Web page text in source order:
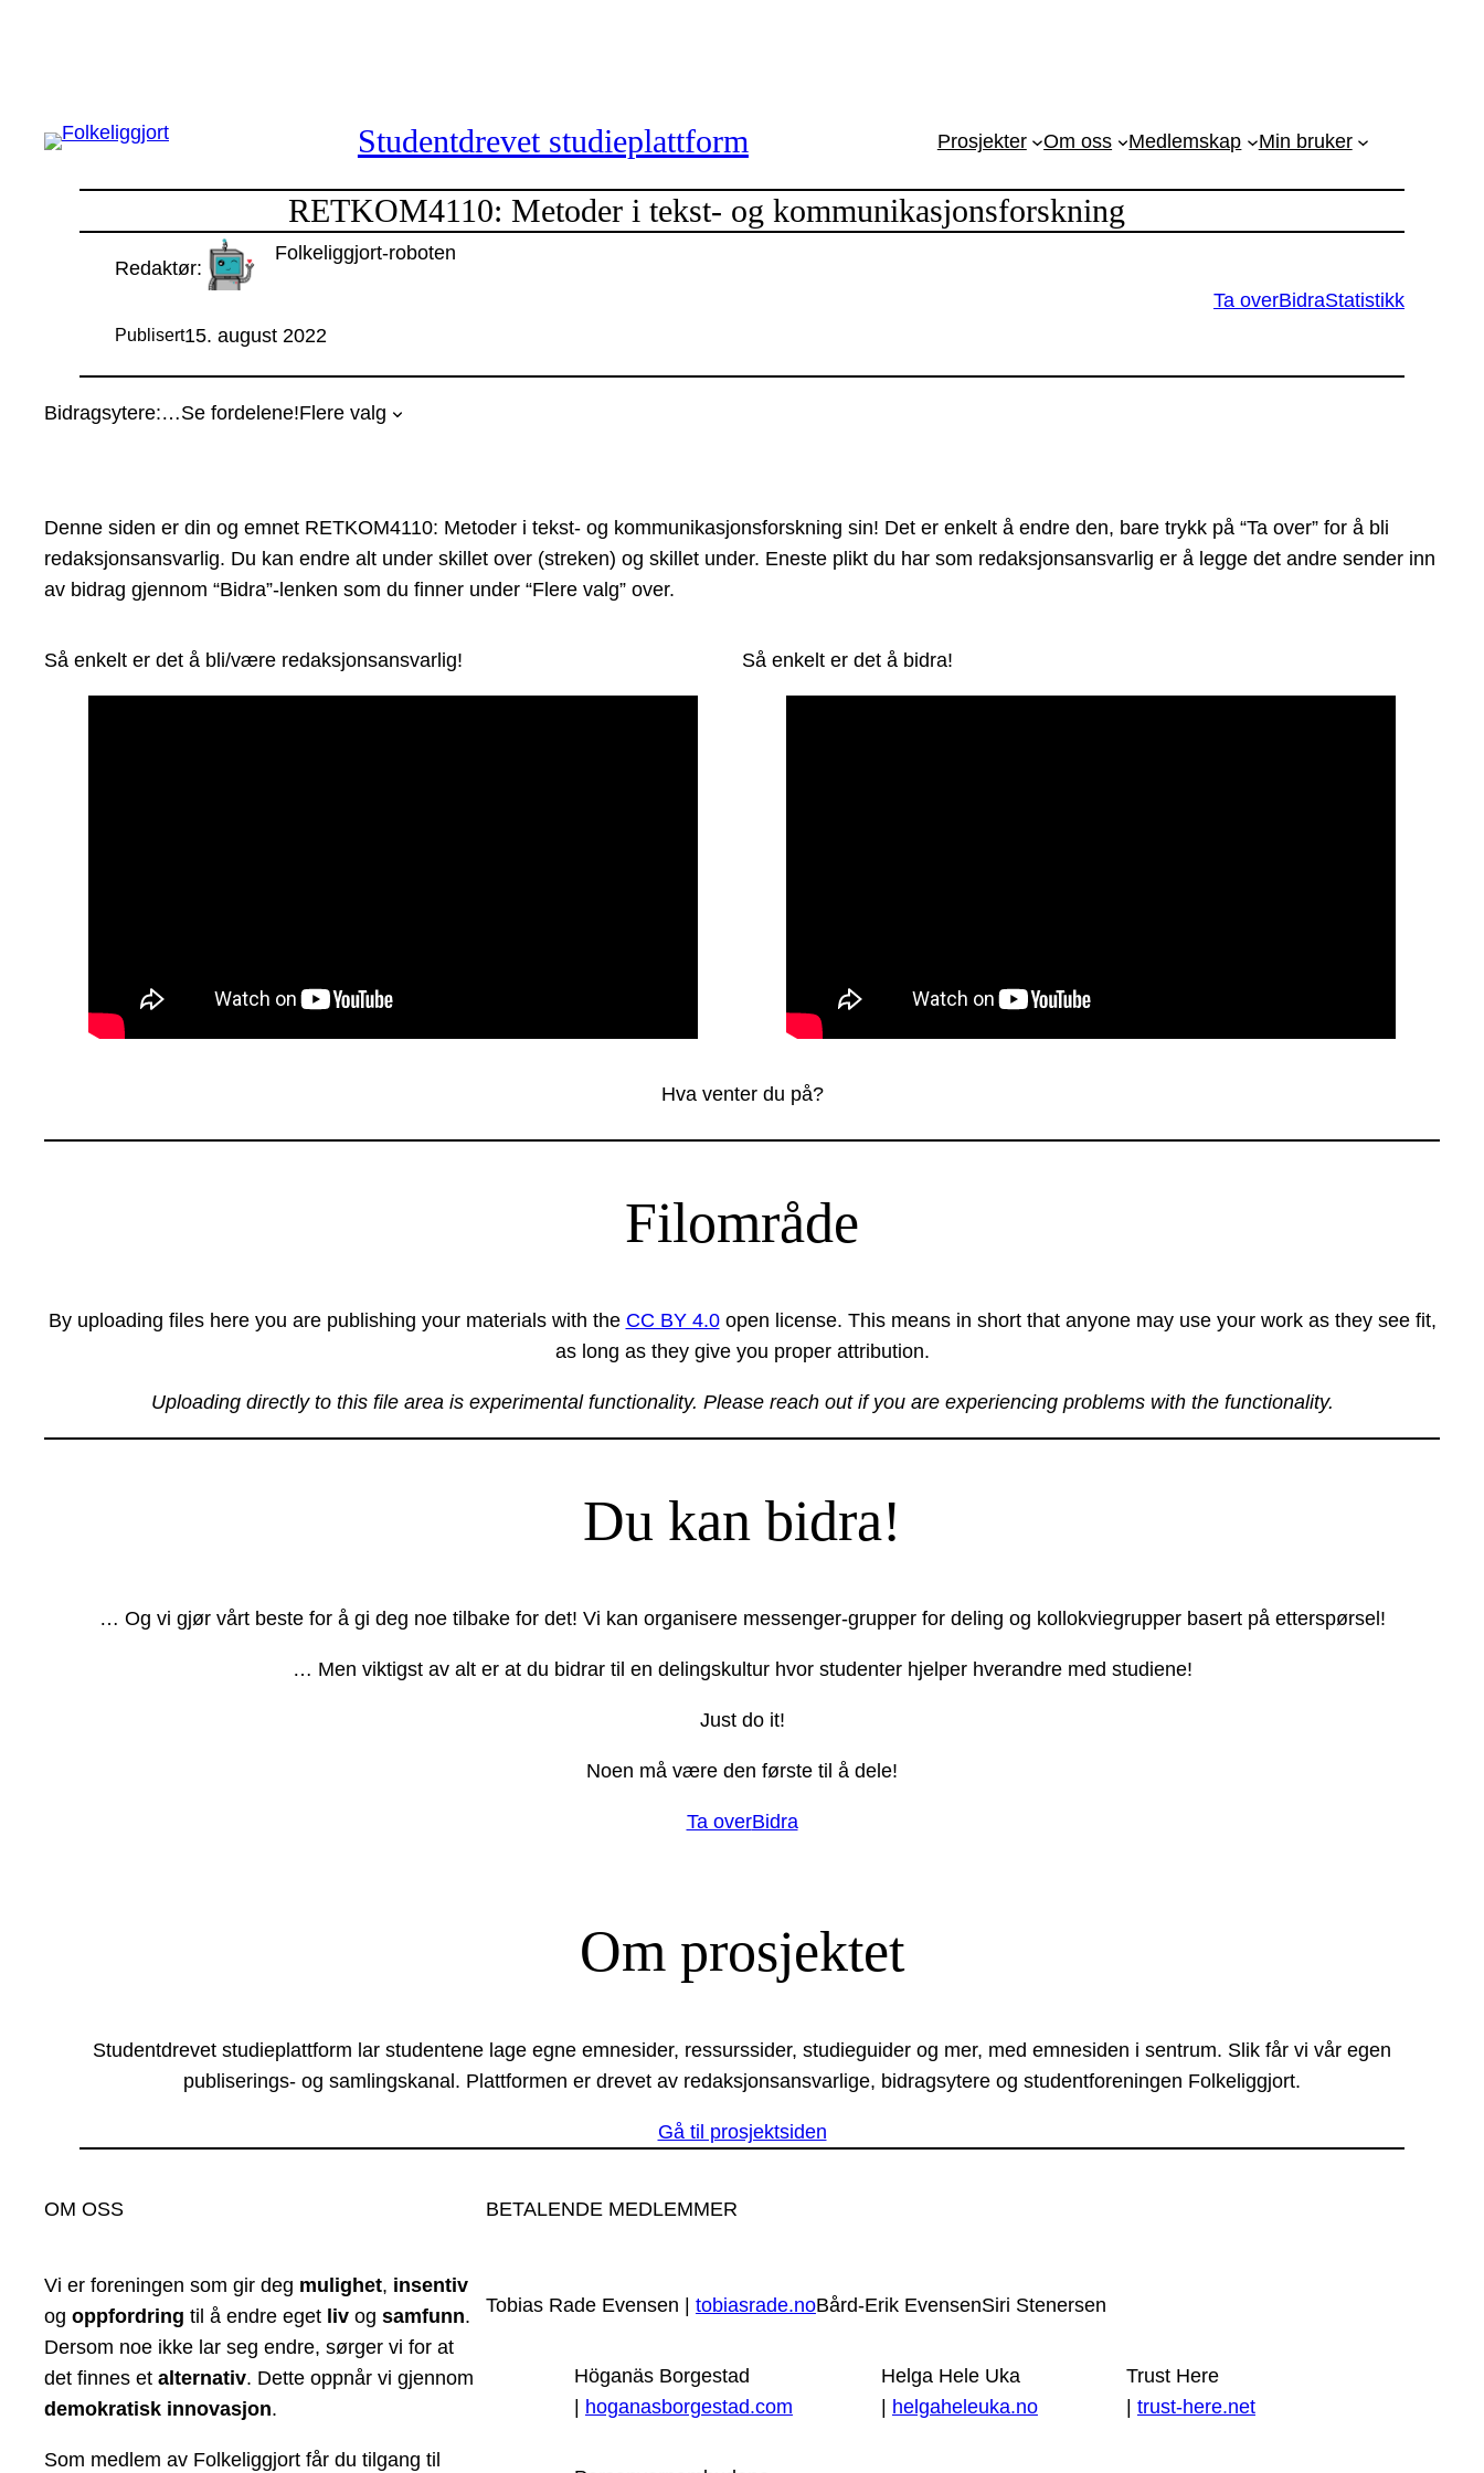
Studentdrevet studieplattform Prosjekter Om oss Medlemskap Min bruker
RETKOM4110: Metoder i tekst- og kommunikasjonsforskning
Redaktør:
Folkeliggjort-roboten
Publisert15. august 2022
Ta overBidraStatistikk
Bidragsytere:…Se fordelene!Flere valg
Denne siden er din og emnet RETKOM4110: Metoder i tekst- og kommunikasjonsforskning sin! Det er enkelt å endre den, bare trykk på “Ta over” for å bli
redaksjonsansvarlig. Du kan endre alt under skillet over (streken) og skillet under. Eneste plikt du har som redaksjonsansvarlig er å legge det andre sender inn
av bidrag gjennom “Bidra”-lenken som du finner under “Flere valg” over.
Så enkelt er det å bli/være redaksjonsansvarlig! Så enkelt er det å bidra!
Hva venter du på?
Filområde
By uploading files here you are publishing your materials with the CC BY 4.0open license. This means in short that anyone may use your work as they see fit,
as long as they give you proper attribution.
Uploading directly to this file area is experimental functionality. Please reach out if you are experiencing problems with the functionality.
Du kan bidra!
… Og vi gjør vårt beste for å gi deg noe tilbake for det! Vi kan organisere messenger-grupper for deling og kollokviegrupper basert på etterspørsel!
… Men viktigst av alt er at du bidrar til en delingskultur hvor studenter hjelper hverandre med studiene!
Just do it!
Noen må være den første til å dele!
Ta overBidra
Om prosjektet
Studentdrevet studieplattform lar studentene lage egne emnesider, ressurssider, studieguider og mer, med emnesiden i sentrum. Slik får vi vår egen
publiserings- og samlingskanal. Plattformen er drevet av redaksjonsansvarlige, bidragsytere og studentforeningen Folkeliggjort.
Gå til prosjektsiden
OM OSS
Vi er foreningen som gir deg mulighet, insentiv
og oppfordring til å endre eget liv og samfunn.
Dersom noe ikke lar seg endre, sørger vi for at
det finnes et alternativ. Dette oppnår vi gjennom
demokratisk innovasjon.
Som medlem av Folkeliggjort får du tilgang til
BETALENDE MEDLEMMER
Tobias Rade Evensen | tobiasrade.noBård-Erik EvensenSiri Stenersen
Höganäs Borgestad
| hoganasborgestad.com
Helga Hele Uka
| helgaheleuka.no
Trust Here
| trust-here.net